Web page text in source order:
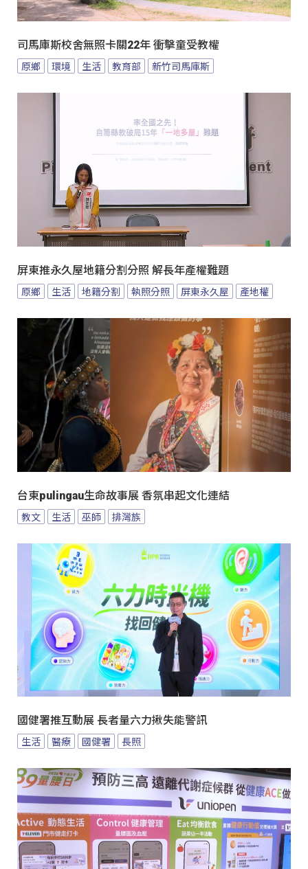
司馬庫斯校舍無照卡關22年 衝擊童受教權
原鄉 環境 生活 教育部 新竹司馬庫斯
屏東推永久屋地籍分割分照 解長年產權難題
原鄉 生活 地籍分割 執照分照 屏東永久屋 產地權
台東pulingau生命故事展 香氛串起文化連結
教文 生活 巫師 排灣族
國健署推互動展 長者量六力揪失能警訊
生活 醫療 國健署 長照